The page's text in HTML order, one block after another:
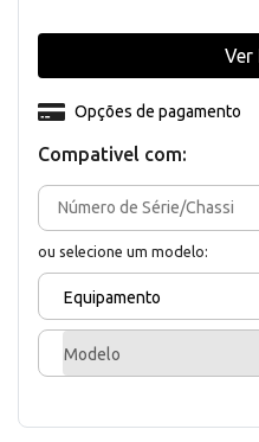
Compativel com:
ou selecione um modelo:
Equipamento
Modelo
Opções de pagamento
Ver